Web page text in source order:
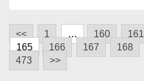
<< 1 … 160 161
165
166 167 168
473
>>